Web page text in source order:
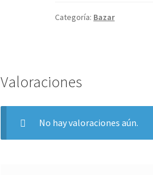
Categoría: Bazar
Valoraciones
No hay valoraciones aún.